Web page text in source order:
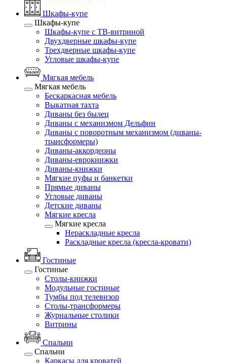
Шкафы-купе
Шкафы-купе
Шкафы-купе с ТВ-витриной
Двухдверные шкафы-купе
Трехдверные шкафы-купе
Угловые шкафы-купе
Мягкая мебель
Мягкая мебель
Бескаркасная мебель
Выкатная тахта
Диваны без былец
Диваны с механизмом Дельфин
Диваны с поворотным механизмом (диваны-
трансформеры)
Диваны-аккордеоны
Диваны-еврокнижки
Диваны-книжки
Мягкие пуфы и банкетки
Прямые диваны
Угловые диваны
Детские диваны
Мягкие кресла
Мягкие кресла
Нераскладные кресла
Раскладные кресла (кресла-кровати)
Гостиные
Гостиные
Столы-книжки
Модульные гостиные
Тумбы под телевизор
Столы-трансформеры
Журнальные столики
Витрины
Спальни
Спальни
Каркасы для кроватей